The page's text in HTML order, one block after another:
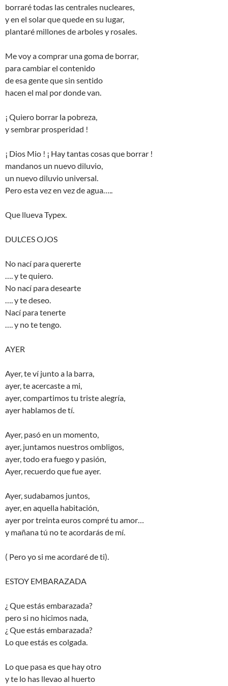
borraré todas las centrales nucleares,
y en el solar que quede en su lugar,
plantaré millones de arboles y rosales.
Me voy a comprar una goma de borrar,
para cambiar el contenido
de esa gente que sin sentido
hacen el mal por donde van.
¡ Quiero borrar la pobreza,
y sembrar prosperidad !
¡ Dios Mio ! ¡ Hay tantas cosas que borrar !
mandanos un nuevo diluvio,
un nuevo diluvio universal.
Pero esta vez en vez de agua…..
Que llueva Typex.
DULCES OJOS
No nací para quererte
…. y te quiero.
No nací para desearte
…. y te deseo.
Nací para tenerte
…. y no te tengo.
AYER
Ayer, te ví junto a la barra,
ayer, te acercaste a mi,
ayer, compartimos tu triste alegría,
ayer hablamos de tí.
Ayer, pasó en un momento,
ayer, juntamos nuestros ombligos,
ayer, todo era fuego y pasión,
Ayer, recuerdo que fue ayer.
Ayer, sudabamos juntos,
ayer, en aquella habitación,
ayer por treinta euros compré tu amor…
y mañana tú no te acordarás de mí.
( Pero yo si me acordaré de ti).
ESTOY EMBARAZADA
¿ Que estás embarazada?
pero si no hicimos nada,
¿ Que estás embarazada?
Lo que estás es colgada.
Lo que pasa es que hay otro
y te lo has llevao al huerto